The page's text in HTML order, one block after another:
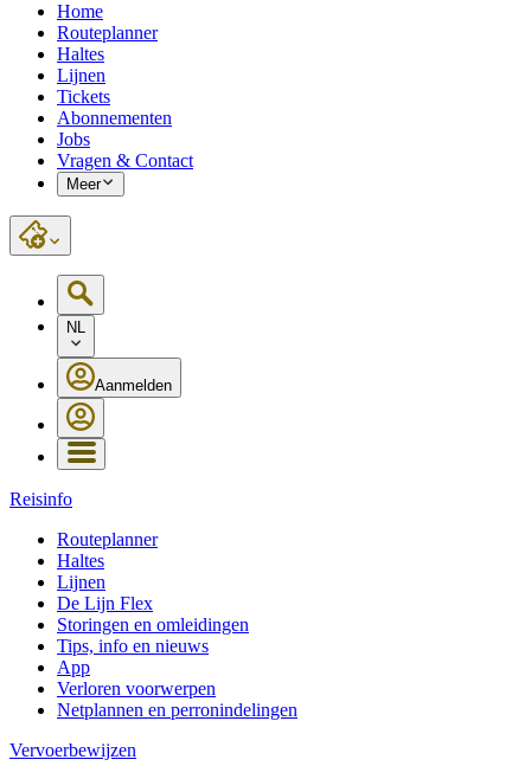
Home
Routeplanner
Haltes
Lijnen
Tickets
Abonnementen
Jobs
Vragen & Contact
Meer
NL
Aanmelden
Reisinfo
Routeplanner
Haltes
Lijnen
De Lijn Flex
Storingen en omleidingen
Tips, info en nieuws
App
Verloren voorwerpen
Netplannen en perronindelingen
Vervoerbewijzen